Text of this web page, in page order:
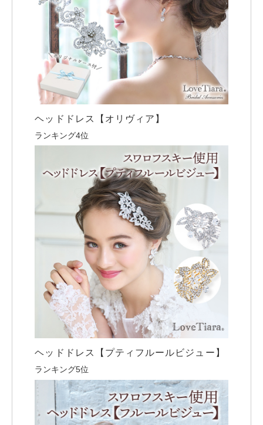
ヘッドドレス【オリヴィア】
ランキング4位
ヘッドドレス【プティフルールビジュー】
ランキング5位